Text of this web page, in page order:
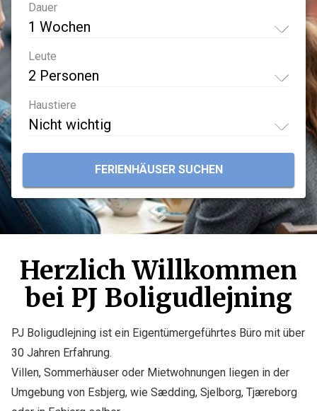
Dauer
1 Wochen
Leute
2 Personen
Haustiere
Nicht wichtig
FERIENHÄUSER SUCHEN
Herzlich Willkommen
bei PJ Boligudlejning
PJ Boligudlejning ist ein Eigentümergeführtes Büro mit über
30 Jahren Erfahrung.
Villen, Sommerhäuser oder Mietwohnungen liegen in der
Umgebung von Esbjerg, wie Sædding, Sjelborg, Tjæreborg